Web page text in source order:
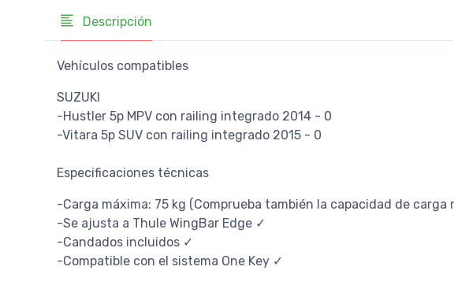
Descripción
Vehículos compatibles
SUZUKI
-Hustler 5p MPV con railing integrado 2014 - 0
-Vitara 5p SUV con railing integrado 2015 - 0
Especificaciones técnicas
-Carga máxima: 75 kg (Comprueba también la capacidad de
-Se ajusta a Thule WingBar Edge ✓
-Candados incluidos ✓
-Compatible con el sistema One Key ✓